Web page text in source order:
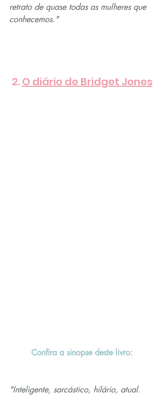
retrato de quase todas as mulheres que
conhecemos."
2. O diário de Bridget Jones
Confira a sinopse deste livro:
"Inteligente, sarcástico, hilário, atual.